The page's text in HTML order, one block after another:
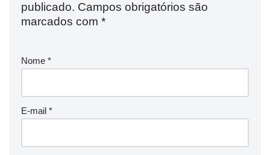
publicado. Campos obrigatórios são
marcados com *
Nome *
E-mail *